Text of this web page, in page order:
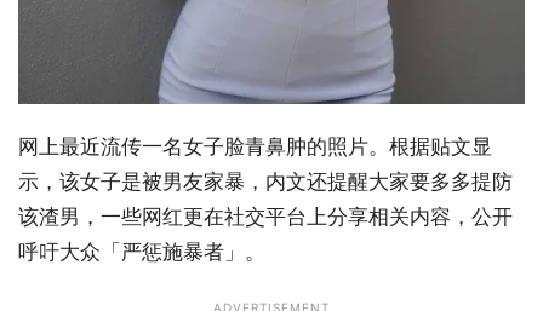
网上最近流传一名女子脸青鼻肿的照片。根据贴文显
示，该女子是被男友家暴，内文还提醒大家要多多提防
该渣男，一些网红更在社交平台上分享相关内容，公开
呼吁大众「严惩施暴者」。
ADVERTISEMENT